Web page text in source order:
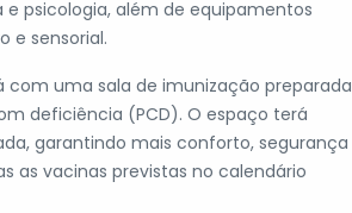
psicologia, além de equipamentos
e sensorial.
com uma sala de imunização preparada
deficiência (PCD). O espaço terá
garantindo mais conforto, segurança
as vacinas previstas no calendário